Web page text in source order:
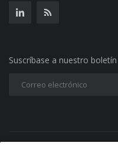
Suscríbase a nuestro boletín